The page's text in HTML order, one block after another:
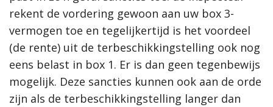
rekent de vordering gewoon aan uw box 3-
vermogen toe en tegelijkertijd is het voordeel
(de rente) uit de terbeschikkingstelling ook nog
eens belast in box 1. Er is dan geen tegenbewijs
mogelijk. Deze sancties kunnen ook aan de orde
zijn als de terbeschikkingstelling langer dan